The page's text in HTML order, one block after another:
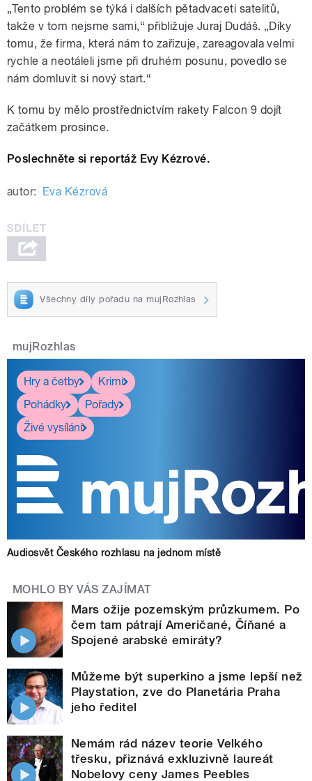
„Tento problém se týká i dalších pětadvaceti satelitů,
takže v tom nejsme sami,“ přibližuje Juraj Dudáš. „Díky
tomu, že firma, která nám to zařizuje, zareagovala velmi
rychle a neotáleli jsme při druhém posunu, povedlo se
nám domluvit si nový start.“
K tomu by mělo prostřednictvím rakety Falcon 9 dojít
začátkem prosince.
Poslechněte si reportáž Evy Kézrové.
autor: Eva Kézrová
Všechny díly pořadu na mujRozhlas
mujRozhlas
Hry a četby
Krimi
Pohádky
Pořady
Živé vysílání
Audiosvět Českého rozhlasu na jednom místě
MOHLO BY VÁS ZAJÍMAT
Mars ožije pozemským průzkumem. Po
čem tam pátrají Američané, Číňané a
Spojené arabské emiráty?
Můžeme být superkino a jsme lepší než
Playstation, zve do Planetária Praha
jeho ředitel
Nemám rád název teorie Velkého
třesku, přiznává exkluzivně laureát
Nobelovy ceny James Peebles